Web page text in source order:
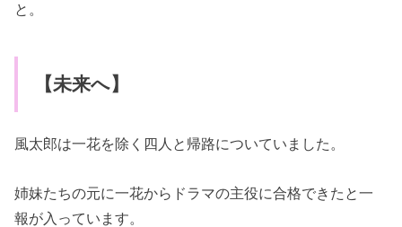
と。
【未来へ】
風太郎は一花を除く四人と帰路についていました。
姉妹たちの元に一花からドラマの主役に合格できたと一
報が入っています。